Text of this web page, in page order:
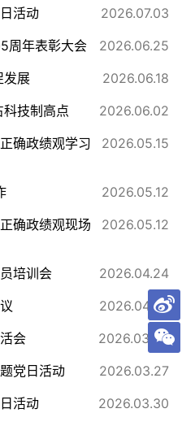
2026.07.03
活动
2026.06.25
周年表彰大会
2026.06.18
发展
2026.06.02
技制高点
2026.05.15
确政绩观学习
2026.05.12
2026.05.12
确政绩观现场
2026.04.24
培训会
2026.04.28
2026.03.30
会
2026.03.27
党日活动
2026.03.30
活动